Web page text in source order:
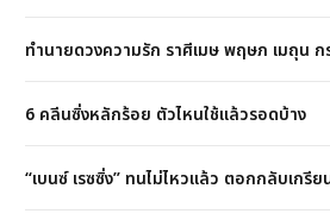
ทำนายดวงความรัก ราศีเมษ พฤษภ เมถุน
6 คลีนซิ่งหลักร้อย ตัวไหนใช้แล้วรอดบ้าง
“เบนซ์ เรซซิ่ง” ทนไม่ไหวแล้ว ตอกกลับเกรี